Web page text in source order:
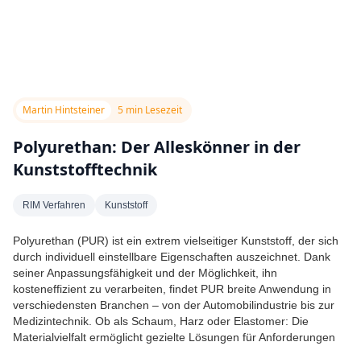
Martin Hintsteiner 5 min Lesezeit
Polyurethan: Der Alleskönner in der
Kunststofftechnik
RIM Verfahren Kunststoff
Polyurethan (PUR) ist ein extrem vielseitiger Kunststoff, der sich
durch individuell einstellbare Eigenschaften auszeichnet. Dank
seiner Anpassungsfähigkeit und der Möglichkeit, ihn
kosteneffizient zu verarbeiten, findet PUR breite Anwendung in
verschiedensten Branchen – von der Automobilindustrie bis zur
Medizintechnik. Ob als Schaum, Harz oder Elastomer: Die
Materialvielfalt ermöglicht gezielte Lösungen für Anforderungen